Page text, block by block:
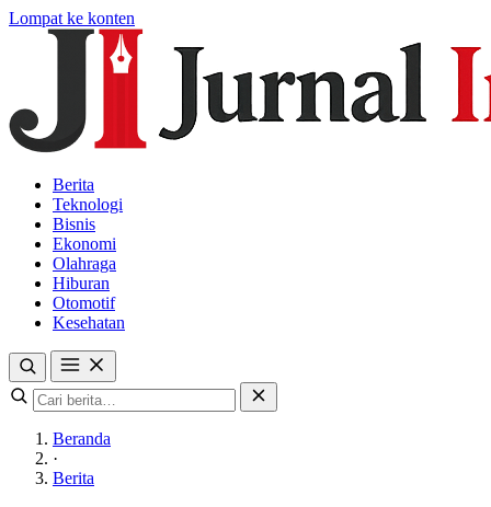
Lompat ke konten
Berita
Teknologi
Bisnis
Ekonomi
Olahraga
Hiburan
Otomotif
Kesehatan
Beranda
·
Berita